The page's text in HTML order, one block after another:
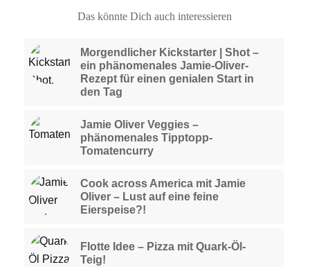
Das könnte Dich auch interessieren
Morgendlicher Kickstarter | Shot –
ein phänomenales Jamie-Oliver-
Rezept für einen genialen Start in
den Tag
Jamie Oliver Veggies –
phänomenales Tipptopp-
Tomatencurry
Cook across America mit Jamie
Oliver – Lust auf eine feine
Eierspeise?!
Flotte Idee – Pizza mit Quark-Öl-
Teig!